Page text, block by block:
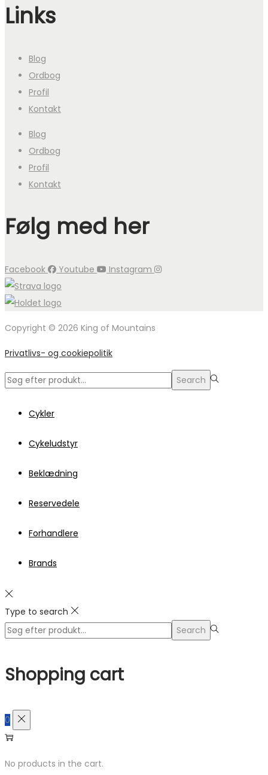
Links
Blog
Ordbog
Profil
Kontakt
Blog
Ordbog
Profil
Kontakt
Følg med her
Facebook Youtube Instagram
Copyright © 2026 King of Mountains
Privatlivs- og cookiepolitik
Search
Search
Cykler
Cykeludstyr
Beklædning
Reservedele
Forhandlere
Brands
Type to search
Search
Search
Shopping cart
0
No products in the cart.